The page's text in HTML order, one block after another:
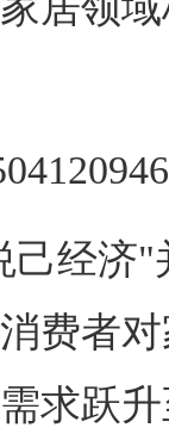
经济"
费者
求跃